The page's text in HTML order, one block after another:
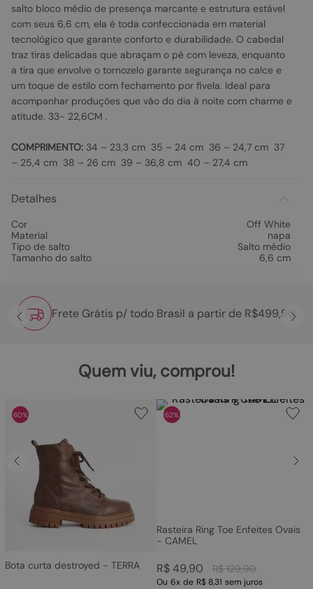
salto bloco médio de presença marcante e estrutura estável
com seus 6,6 cm, ela é toda confeccionada em material
tecnológico que garante conforto e durabilidade. O cabedal
traz tiras delicadas que abraçam o pé com leveza, enquanto
a tira que envolve o tornozelo garante segurança no calce e
um toque de estilo com fechamento por fivela. Ideal para
acompanhar produções que vão do dia à noite com charme e
atitude. 33- 22,6CM .
COMPRIMENTO: 34 – 23,3 cm 35 – 24 cm 36 – 24,7 cm 37
– 25,4 cm 38 – 26 cm 39 – 36,8 cm 40 – 27,4 cm
Detalhes
Cor
Off White
Material
napa
Tipo de salto
Salto médio
Tamanho do salto
6,6 cm
Frete Grátis p/ todo Brasil a partir de R$499,90
Quem viu, comprou!
60%
Bota curta destroyed - TERRA
62%
Rasteira Ring Toe Enfeites Ovais
- CAMEL
R$ 129,90
R$49,90
Ou 6x de R$ 8,31 sem juros